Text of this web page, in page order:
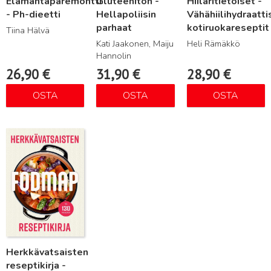
- Ph-dieetti
Tiina Hälvä
26,90 €
OSTA
Hellapoliisin
parhaat
Kati Jaakonen, Maiju
Hannolin
31,90€
OSTA
kotiruokareseptit
Heli Rämäkkö
28,90 €
OSTA
Herkkävatsaisten
reseptikirja -
Lue lisää